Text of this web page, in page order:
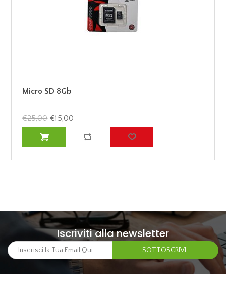
Micro SD 8Gb
€25,00 €15,00
Iscriviti alla newsletter